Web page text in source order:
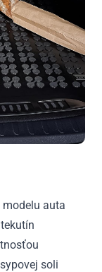
auta
soli